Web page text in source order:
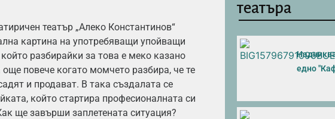
театър „Алеко Константинов“
картина на употребяващи упойващи
разбирайки за това е меко казано
повече когато момчето разбира, че те
и продават. В така създалата се
който стартира професионалната си
ще завърши заплетената ситуация?
театъра
едно